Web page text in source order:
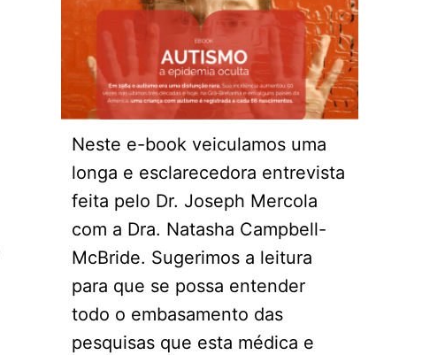
Neste e-book veiculamos uma
longa e esclarecedora entrevista
feita pelo Dr. Joseph Mercola
com a Dra. Natasha Campbell-
McBride. Sugerimos a leitura
para que se possa entender
todo o embasamento das
pesquisas que esta médica e